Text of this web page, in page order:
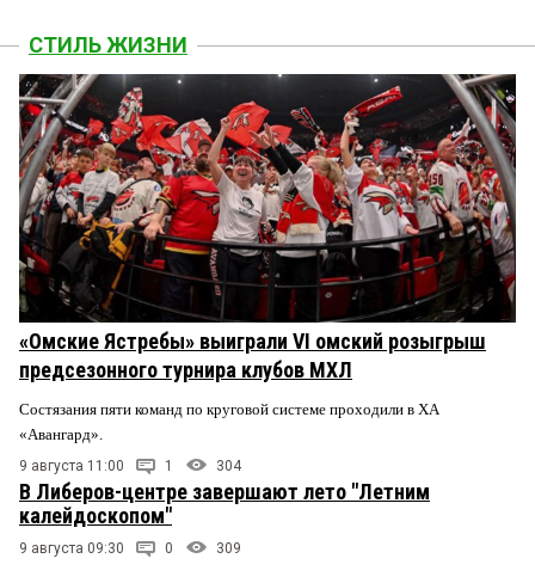
СТИЛЬ ЖИЗНИ
«Омские Ястребы» выиграли VI омский розыгрыш
предсезонного турнира клубов МХЛ
Состязания пяти команд по круговой системе проходили в ХА
«Авангард».
9 августа 11:00 1 304
В Либеров-центре завершают лето "Летним
калейдоскопом"
9 августа 09:30 0 309